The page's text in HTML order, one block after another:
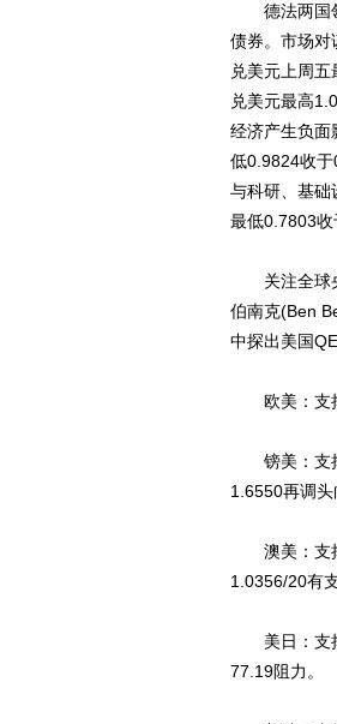
德法两国领
债券。市场对
兑美元上周
兑美元最高
经济产生负面
低0.9824收
与科研、基础
最低0.7803收
关注全球央
伯南克(Ben
中探出美国
欧美：支撑
镑美：支撑
1.6550再调头
澳美：支撑
1.0356/20有支
美日：支撑
77.19阻力。